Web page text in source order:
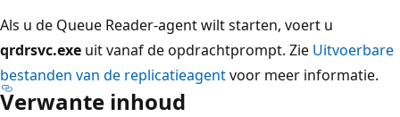
Als u de Queue Reader-agent wilt starten, voert u
qrdrsvc.exe uit vanaf de opdrachtprompt. Zie Uitvoerbare
bestanden van de replicatieagentvoor meer informatie.
Verwante inhoud